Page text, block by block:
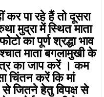
पा रहे हैं तो दूसरा
मुद्रा में स्थित माता
का पूर्ण श्रद्धा भाव
माता बगलामुखी के
का जाप करें । कम
चिंतन करें कि मां
जितने हेतु विपक्ष से